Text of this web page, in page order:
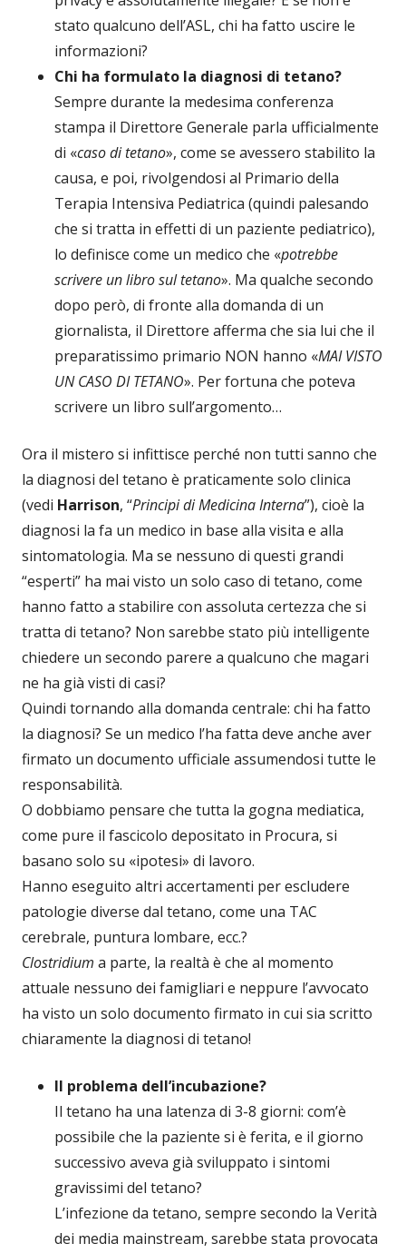
stato qualcuno dell’ASL, chi ha fatto uscire le
informazioni?
Chi ha formulato la diagnosi di tetano?
Sempre durante la medesima conferenza
stampa il Direttore Generale parla ufficialmente
di «caso di tetano», come se avessero stabilito la
causa, e poi, rivolgendosi al Primario della
Terapia Intensiva Pediatrica (quindi palesando
che si tratta in effetti di un paziente pediatrico),
lo definisce come un medico che «potrebbe
scrivere un libro sul tetano». Ma qualche secondo
dopo però, di fronte alla domanda di un
giornalista, il Direttore afferma che sia lui che il
preparatissimo primario NON hanno «MAI VISTO
UN CASO DI TETANO». Per fortuna che poteva
scrivere un libro sull’argomento…
Ora il mistero si infittisce perché non tutti sanno che
la diagnosi del tetano è praticamente solo clinica
(vedi Harrison, “Principi di Medicina Interna”), cioè la
diagnosi la fa un medico in base alla visita e alla
sintomatologia. Ma se nessuno di questi grandi
“esperti” ha mai visto un solo caso di tetano, come
hanno fatto a stabilire con assoluta certezza che si
tratta di tetano? Non sarebbe stato più intelligente
chiedere un secondo parere a qualcuno che magari
ne ha già visti di casi?
Quindi tornando alla domanda centrale: chi ha fatto
la diagnosi? Se un medico l’ha fatta deve anche aver
firmato un documento ufficiale assumendosi tutte le
responsabilità.
O dobbiamo pensare che tutta la gogna mediatica,
come pure il fascicolo depositato in Procura, si
basano solo su «ipotesi» di lavoro.
Hanno eseguito altri accertamenti per escludere
patologie diverse dal tetano, come una TAC
cerebrale, puntura lombare, ecc.?
Clostridium a parte, la realtà è che al momento
attuale nessuno dei famigliari e neppure l’avvocato
ha visto un solo documento firmato in cui sia scritto
chiaramente la diagnosi di tetano!
Il problema dell’incubazione?
Il tetano ha una latenza di 3-8 giorni: com’è
possibile che la paziente si è ferita, e il giorno
successivo aveva già sviluppato i sintomi
gravissimi del tetano?
L’infezione da tetano, sempre secondo la Verità
dei media mainstream, sarebbe stata provocata